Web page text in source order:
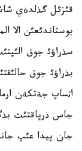
قئزئل گذلدةي
بوستاندئعئن الا
سذراؤئ جوق
بذراؤئ جوق
اثساپ جةتكةن
جاس ذرپاقتئث
جان پيدا عئپ